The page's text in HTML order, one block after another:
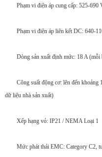
Phạm vi điện áp cung cấp: 525-
Phạm vi điện áp liên kết DC: 640-
Dòng sản xuất định mức: 18 A (mỗi
Công suất động cơ: lên đến
dữ liệu nhà sản xuất)
Xếp hạng vỏ: IP21 / NEMA Loại 1
Mức phát thải EMC: Category C2,